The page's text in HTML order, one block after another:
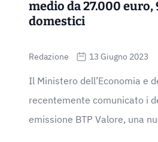
medio da 27.000
domestici
Redazione 13 Giugno 2023
Il Ministero dell’Economia e
recentemente comunicato i
emissione BTP Valore, una